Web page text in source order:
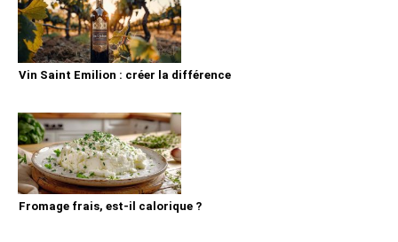
Vin Saint Emilion : créer la différence
Fromage frais, est-il calorique ?